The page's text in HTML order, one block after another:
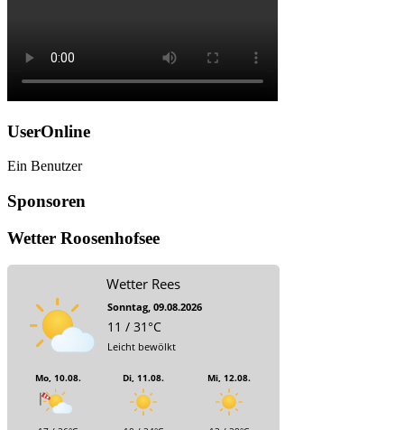
UserOnline
Ein Benutzer
Sponsoren
Wetter Roosenhofsee
Wetter Rees
Sonntag, 09.08.2026
11 / 31°C
Leicht bewölkt
Mo, 10.08. Di, 11.08. Mi, 12.08.